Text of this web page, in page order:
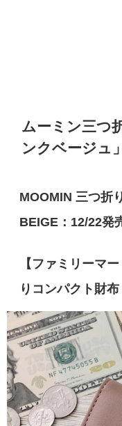
ムーミン三つ
ンクベージュ
」
MOOMIN 三つ折
BEIGE ： 12/22発
【ファミリーマ
りコンパクト財布